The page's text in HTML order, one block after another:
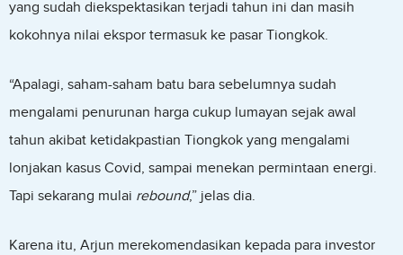
yang sudah diekspektasikan terjadi tahun ini dan masih
kokohnya nilai ekspor termasuk ke pasar Tiongkok.
“Apalagi, saham-saham batu bara sebelumnya sudah
mengalami penurunan harga cukup lumayan sejak awal
tahun akibat ketidakpastian Tiongkok yang mengalami
lonjakan kasus Covid, sampai menekan permintaan energi.
Tapi sekarang mulai rebound,” jelas dia.
Karena itu, Arjun merekomendasikan kepada para investor